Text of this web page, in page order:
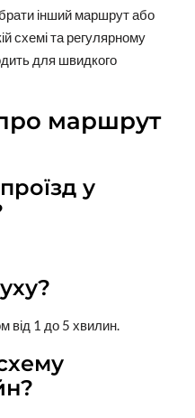
інший маршрут або
схемі та регулярному
для швидкого
маршрут
у
від 1 до 5 хвилин.